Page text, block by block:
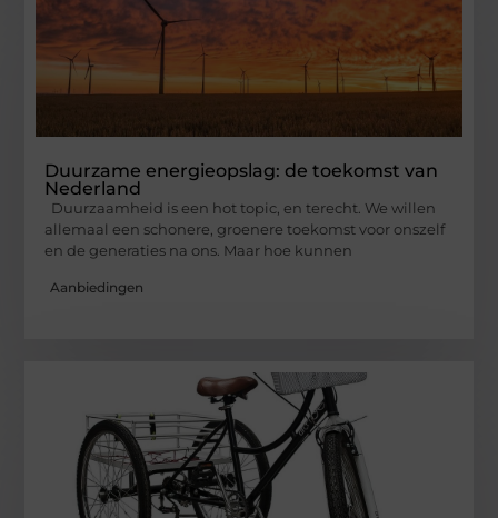
Duurzame energieopslag: de toekomst van
Nederland
Duurzaamheid is een hot topic, en terecht. We willen
allemaal een schonere, groenere toekomst voor onszelf
en de generaties na ons. Maar hoe kunnen
Aanbiedingen